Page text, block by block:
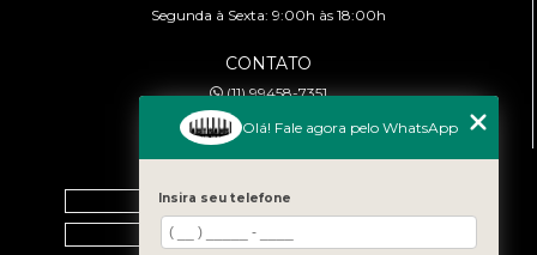
Segunda à Sexta: 9:00h às 18:00h
CONTATO
(11) 99458-7351
cursoabtrans@gmail.com
Home
Empresa
Olá! Fale agora pelo WhatsApp
Insira seu telefone